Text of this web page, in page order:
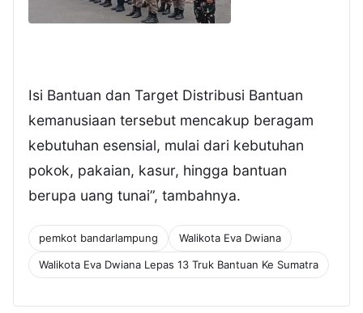
Isi Bantuan dan Target Distribusi Bantuan
kemanusiaan tersebut mencakup beragam
kebutuhan esensial, mulai dari kebutuhan
pokok, pakaian, kasur, hingga bantuan
berupa uang tunai”, tambahnya.
pemkot bandarlampung Walikota Eva Dwiana
Walikota Eva Dwiana Lepas 13 Truk Bantuan Ke Sumatra